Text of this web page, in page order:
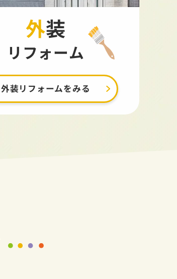
外装
リフォーム
外装リフォームをみる